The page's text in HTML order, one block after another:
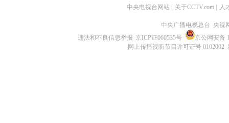
中央电视台网站 关于CCTV.com 人
中央广播电视总台 央视
违法和不良信息举报 京ICP证060535号
京公网安备
网上传播视听节目许可证号 0102002